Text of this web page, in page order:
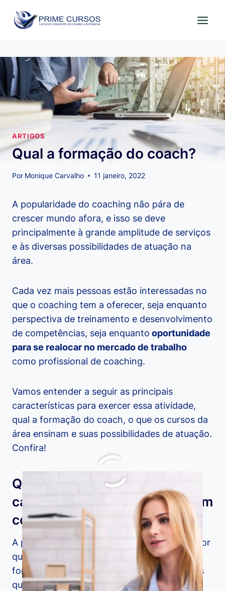
para
ARTIGOS
Qual a formação do coach?
Por Monique Carvalho 11 janeiro, 2022
A popularidade do coaching não pára de
crescer mundo afora, e isso se deve
principalmente à grande amplitude de serviços
e às diversas possibilidades de atuação na
área.
Cada vez mais pessoas estão interessadas no
que o coaching tem a oferecer, seja enquanto
perspectiva de treinamento e desenvolvimento
de competências, seja enquanto oportunidade
para se realocar no mercado de trabalho
como profissional de coaching.
Vamos entender a seguir as principais
características para exercer essa atividade,
qual a formação do coach, o que os cursos da
área ensinam e suas possibilidades de atuação.
Confira!
Quais as principais
características para ser um bom
coach?
A profissão de coaching pode ser exercida por
qualquer pessoa que se disponibilize a obter
formação na área, porém há alguns atributos
que podem ser considerados uma vantagem